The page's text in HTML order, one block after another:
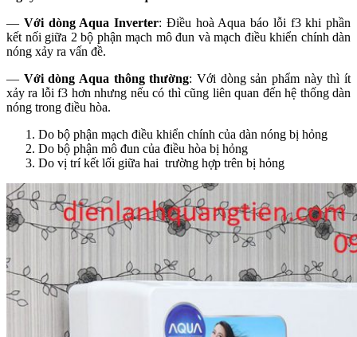
— Với dòng Aqua Inverter: Điều hoà Aqua báo lỗi f3 khi phần
kết nối giữa 2 bộ phận mạch mô đun và mạch điều khiển chính dàn
nóng xảy ra vấn đề.
— Với dòng Aqua thông thường: Với dòng sản phẩm này thì ít
xảy ra lỗi f3 hơn nhưng nếu có thì cũng liên quan đến hệ thống dàn
nóng trong điều hòa.
Do bộ phận mạch điều khiển chính của dàn nóng bị hỏng
Do bộ phận mô đun của điều hòa bị hỏng
Do vị trí kết lối giữa hai trường hợp trên bị hỏng